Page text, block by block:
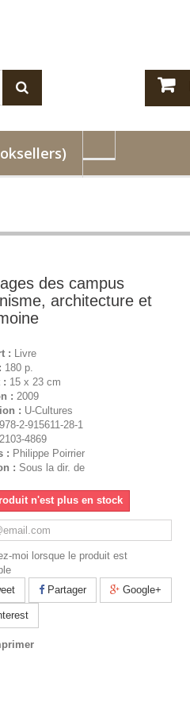
des campus
architecture et
: Livre
180 p.
: 15 x 23 cm
: 2009
: U-Cultures
978-2-915611-28-1
2103-4869
: Philippe Poirrier
: Sous la dir. de
n'est plus en stock
moi lorsque le produit est
Partager Google+